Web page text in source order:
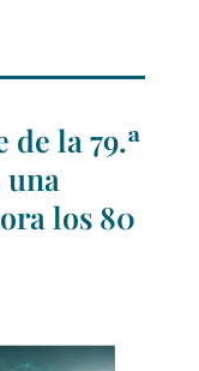
de la 79.ª
los 80